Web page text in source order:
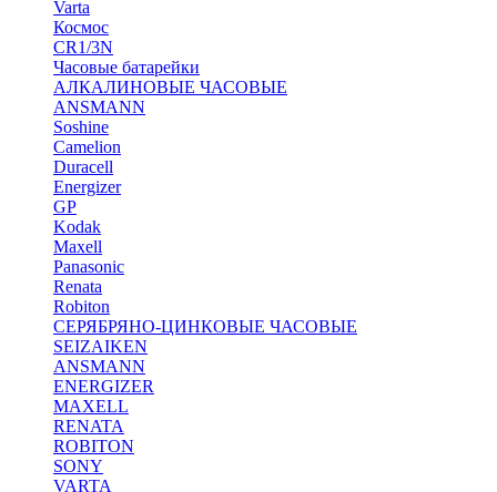
Varta
Космос
CR1/3N
Часовые батарейки
АЛКАЛИНОВЫЕ ЧАСОВЫЕ
ANSMANN
Soshine
Camelion
Duracell
Energizer
GP
Kodak
Maxell
Panasonic
Renata
Robiton
СЕРЯБРЯНО-ЦИНКОВЫЕ ЧАСОВЫЕ
SEIZAIKEN
ANSMANN
ENERGIZER
MAXELL
RENATA
ROBITON
SONY
VARTA